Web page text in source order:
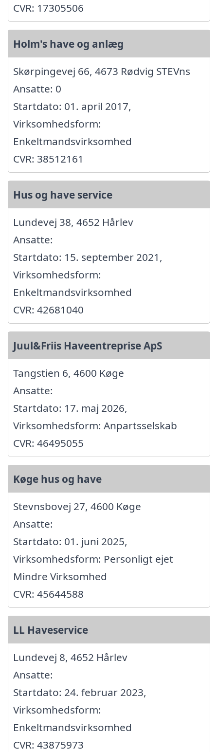
CVR: 17305506
Holm's have og anlæg
Skørpingevej 66, 4673 Rødvig STEVns
Ansatte: 0
Startdato: 01. april 2017,
Virksomhedsform:
Enkeltmandsvirksomhed
CVR: 38512161
Hus og have service
Lundevej 38, 4652 Hårlev
Ansatte:
Startdato: 15. september 2021,
Virksomhedsform:
Enkeltmandsvirksomhed
CVR: 42681040
Juul&Friis Haveentreprise ApS
Tangstien 6, 4600 Køge
Ansatte:
Startdato: 17. maj 2026,
Virksomhedsform: Anpartsselskab
CVR: 46495055
Køge hus og have
Stevnsbovej 27, 4600 Køge
Ansatte:
Startdato: 01. juni 2025,
Virksomhedsform: Personligt ejet
Mindre Virksomhed
CVR: 45644588
LL Haveservice
Lundevej 8, 4652 Hårlev
Ansatte:
Startdato: 24. februar 2023,
Virksomhedsform:
Enkeltmandsvirksomhed
CVR: 43875973